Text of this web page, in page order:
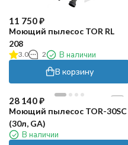
11 750₽
Моющий пылесос TOR RL
208
3.0 2 В наличии
В корзину
28 140₽
Моющий пылесос TOR-30SC
(30л, GA)
В наличии